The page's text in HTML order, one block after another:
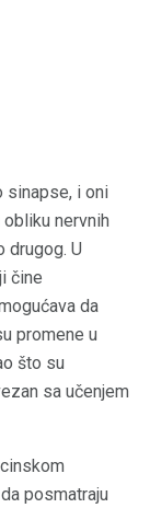
sinapse, i oni
nervnih
drugog. U
čine
da
promene u
što su
sa učenjem
posmatraju